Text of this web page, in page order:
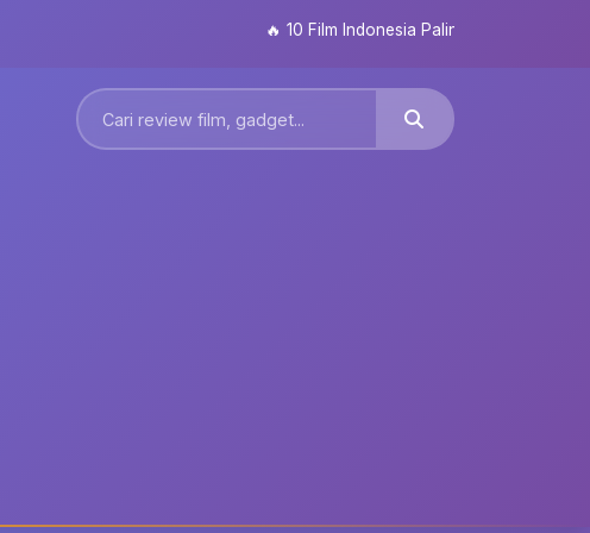
10 Film Indonesia Paling Ditunggu 2026: